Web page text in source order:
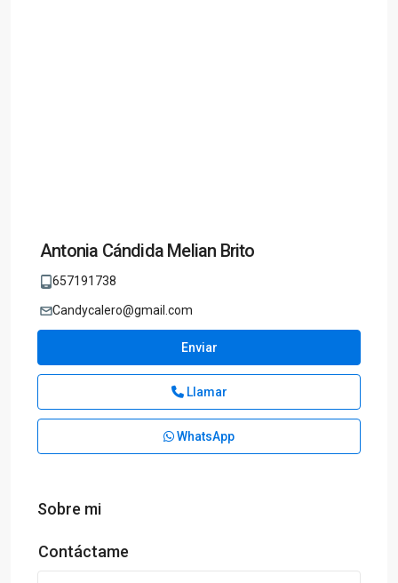
Antonia Cándida Melian Brito
657191738
Candycalero@gmail.com
Enviar
Llamar
WhatsApp
Sobre mi
Contáctame